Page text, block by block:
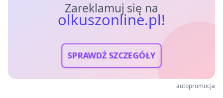
Zareklamuj się na
olkuszonline.pl!
SPRAWDŹ SZCZEGÓŁY
autopromocja